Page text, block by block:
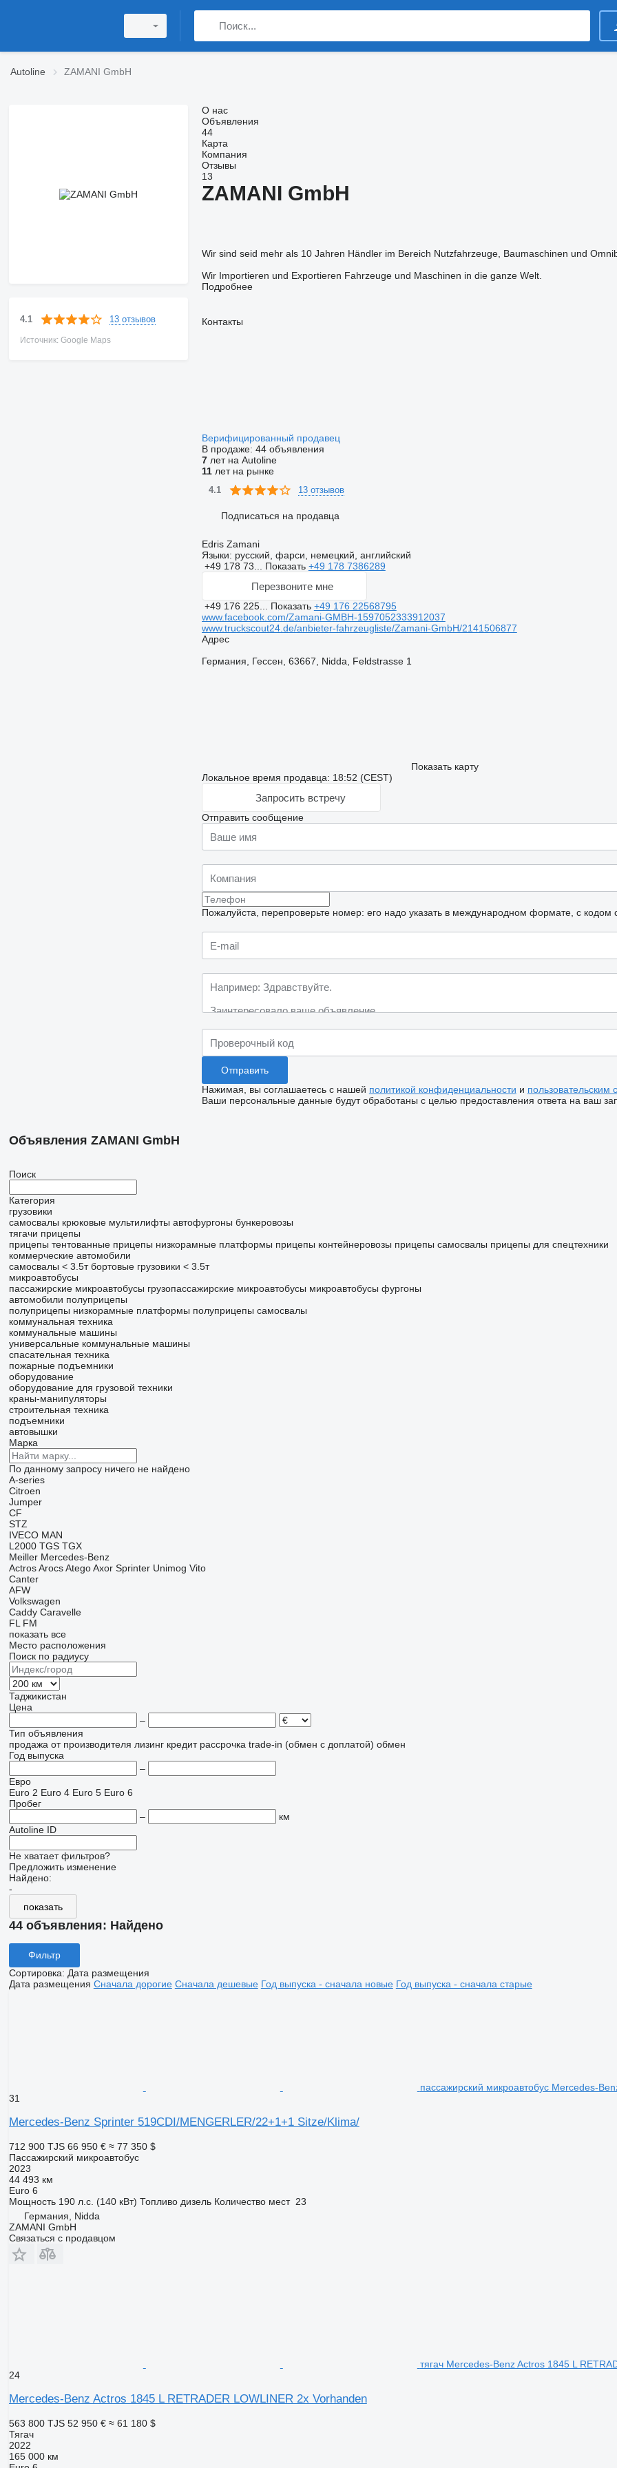
Autoline ZAMANI GmbH
4.1 13 отзывов
Источник: Google Maps
О нас
Объявления
44
Карта
Компания
Отзывы
13
ZAMANI GmbH
Wir sind seid mehr als 10 Jahren Händler im Bereich Nutzfahrzeuge, Baumaschinen und
Wir Importieren und Exportieren Fahrzeuge und Maschinen in die ganze Welt.
Подробнее
Контакты
Верифицированный продавец
В продаже: 44 объявления
7лет на Autoline
11лет на рынке
4.1 13 отзывов
Подписаться на продавца
Edris Zamani
Языки: русский, фарси, немецкий, английский
+49 178 73... Показать +49 178 7386289
Перезвоните мне
+49 176 225... Показать +49 176 22568795
www.facebook.com/Zamani-GMBH-1597052333912037
www.truckscout24.de/anbieter-fahrzeugliste/Zamani-GmbH/2141506877
Адрес
Германия, Гессен, 63667, Nidda, Feldstrasse 1
Показать карту
Локальное время продавца: 18:52 (CEST)
Запросить встречу
Отправить сообщение
Пожалуйста, перепроверьте номер: его надо указать в международном формате, с кодом
Нажимая, вы соглашаетесь с нашей политикой конфиденциальности и пользовательским
Ваши персональные данные будут обработаны с целью предоставления ответа на ваш
Объявления ZAMANI GmbH
Поиск
Категория
грузовики
самосвалы крюковые мультилифты автофургоны бункеровозы
тягачи прицепы
прицепы тентованные прицепы низкорамные платформы прицепы контейнеровозы прицепы самосвалы прицепы для спецтехники
коммерческие автомобили
самосвалы < 3.5т бортовые грузовики < 3.5т
микроавтобусы
пассажирские микроавтобусы грузопассажирские микроавтобусы микроавтобусы фургоны
автомобили полуприцепы
полуприцепы низкорамные платформы полуприцепы самосвалы
коммунальная техника
коммунальные машины
универсальные коммунальные машины
спасательная техника
пожарные подъемники
оборудование
оборудование для грузовой техники
краны-манипуляторы
строительная техника
подъемники
автовышки
Марка
По данному запросу ничего не найдено
A-series
Citroen
Jumper
CF
STZ
IVECO MAN
L2000 TGS TGX
Meiller Mercedes-Benz
Actros Arocs Atego Axor Sprinter Unimog Vito
Canter
AFW
Volkswagen
Caddy Caravelle
FL FM
показать все
Место расположения
Поиск по радиусу
Таджикистан
Цена
–
Тип объявления
продажа от производителя лизинг кредит рассрочка trade-in (обмен с доплатой) обмен
Год выпуска
–
Евро
Euro 2 Euro 4 Euro 5 Euro 6
Пробег
–
км
Autoline ID
Не хватает фильтров?
Предложить изменение
Найдено:
-
показать
44 объявления: Найдено
Фильтр
Сортировка: Дата размещения
Дата размещения Сначала дорогие Сначала дешевые Год выпуска - сначала новые Год выпуска - сначала старые
пассажирский микроавтобус Mercedes-
31
Mercedes-Benz Sprinter 519CDI/MENGERLER/22+1+1 Sitze/Klima/
712 900 TJS 66 950 € ≈ 77 350 $
Пассажирский микроавтобус
2023
44 493 км
Euro 6
Мощность 190 л.с. (140 кВт) Топливо дизель Количество мест 23
Германия, Nidda
ZAMANI GmbH
Связаться с продавцом
тягач Mercedes-Benz Actros 1845 L
24
Mercedes-Benz Actros 1845 L RETRADER LOWLINER 2x Vorhanden
563 800 TJS 52 950 € ≈ 61 180 $
Тягач
2022
165 000 км